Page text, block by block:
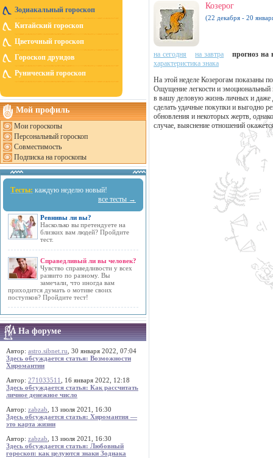
Зодиакальный гороскоп
Китайский гороскоп
Цветочный гороскоп
Гороскоп друидов
Рунический гороскоп
Мой профиль
Мои гороскопы
Персональный гороскоп
Совместимость
Подписка на гороскопы
Тесты: каждую неделю новый!
все тесты →
Ревнивы ли вы?
Насколько вы претендуете на
близких вам людей? Пройдите
тест.
Справедливый ли вы человек?
Чувство справедливости у всех
развито по разному. Вы
замечали, что иногда вам
приходится думать о мотиве своих
поступков? Пройдите тест!
На форуме
Автор: astro.sibnet.ru , 30 января 2022, 07:04
Здесь обсуждается статья: Возможности
Хиромантии
Автор: 271033511
, 16 января 2022, 12:18
Здесь обсуждается статья: Как рассчитать
личное денежное число
Автор: zabzab , 13 июля 2021, 16:30
Здесь обсуждается статья: Хиромантия —
это карта жизни
Автор: zabzab , 13 июля 2021, 16:30
Здесь обсуждается статья: Любовный
гороскоп: как целуются знаки Зодиака
Козерог
(22 декабря - 20
на сегодня на завтра
прогноз на
характеристика знака
На этой неделе Козерогам показаны
Ощущение легкости и
в вашу деловую жизнь личных и даже
сделать удачные покупки и выгодно
обновления и некоторых жертв,
случае, выяснение отношений